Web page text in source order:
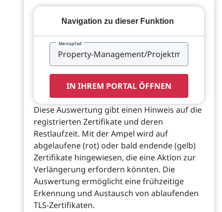
Navigation zu dieser Funktion
Menüpfad
IN IHREM PORTAL ÖFFNEN
Diese Auswertung gibt einen Hinweis auf die
registrierten Zertifikate und deren
Restlaufzeit. Mit der Ampel wird auf
abgelaufene (rot) oder bald endende (gelb)
Zertifikate hingewiesen, die eine Aktion zur
Verlängerung erfordern könnten. Die
Auswertung ermöglicht eine frühzeitige
Erkennung und Austausch von ablaufenden
TLS-Zertifikaten.